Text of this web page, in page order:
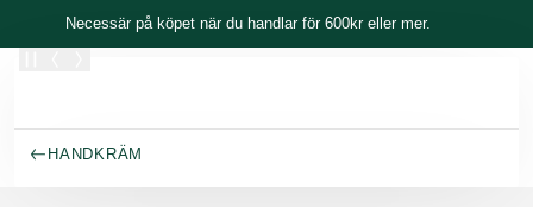
Necessär på köpet när du handlar för 600kr eller mer.
HANDKRÄM